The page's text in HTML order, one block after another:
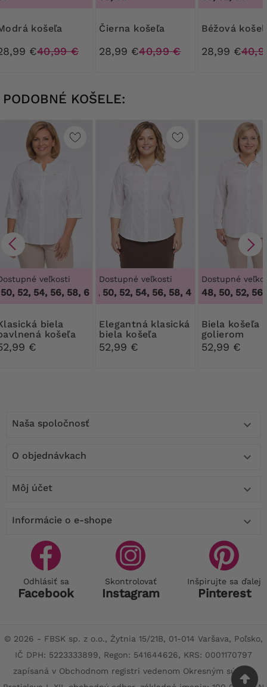
Modrá košeľa
€40,99 €
Čierna košeľa
28,99 €40,99 €
Béžová
28,99 €
PODOBNÉ KOŠELE:
veľkosti
52, 54, 56, 58, 60 46, 48, 50, 52, 54, 56, 58, 60
košeľa
€
Dostupné veľkosti
46, 48, 50, 52, 54, 56, 58,46, 48, 50, 52, 54,
Elegantná klasická
biela košeľa
52,99 €
Dostupné
48, 50, 52,
Biela košeľa s
golierom
52,99 €
Naša spoločnosť 
O objednávkach 
Môj účet 
Informácie o e-shope 
Odhlásiť sa
Facebook
Skontrolovať
Instagram
Inšpirujte sa ďalej
Pinterest
© 2026 - FBSK sp. z o.o., Żytnia 15/21B, 01-014 Varšava, Poľsko,
IČ DPH: 5223333899, Regon: 541644626, KRS: 0001170797
zapísaná v Obchodnom registri vedenom Okresným súdom